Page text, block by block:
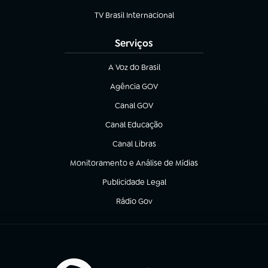
TV Brasil Internacional
(abre em nova aba)
Serviços
A Voz do Brasil
(abre em nova aba)
Agência GOV
(abre em nova aba)
Canal GOV
(abre em nova aba)
Canal Educação
(abre em nova aba)
Canal Libras
(abre em nova aba)
Monitoramento e Análise de Mídias
(abre em nova aba)
Publicidade Legal
(abre em nova aba)
Rádio Gov
(abre em nova aba)